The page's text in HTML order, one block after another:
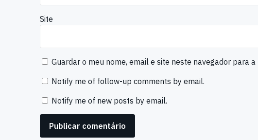
Site
Guardar o meu nome, email e site neste navegador para
Notify me of follow-up comments by email.
Notify me of new posts by email.